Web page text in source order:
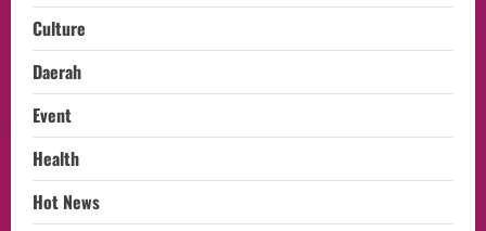
Culture
Daerah
Event
Health
Hot News